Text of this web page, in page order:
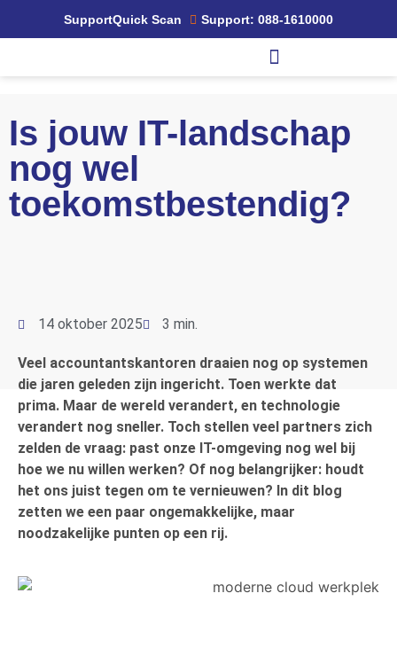
SupportQuick Scan Support: 088-1610000
Is jouw IT-landschap
nog wel
toekomstbestendig?
14 oktober 2025 3 min.
Veel accountantskantoren draaien nog op systemen
die jaren geleden zijn ingericht. Toen werkte dat
prima. Maar de wereld verandert, en technologie
verandert nog sneller. Toch stellen veel partners zich
zelden de vraag: past onze IT-omgeving nog wel bij
hoe we nu willen werken? Of nog belangrijker: houdt
het ons juist tegen om te vernieuwen? In dit blog
zetten we een paar ongemakkelijke, maar
noodzakelijke punten op een rij.